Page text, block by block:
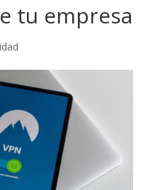
tu empresa